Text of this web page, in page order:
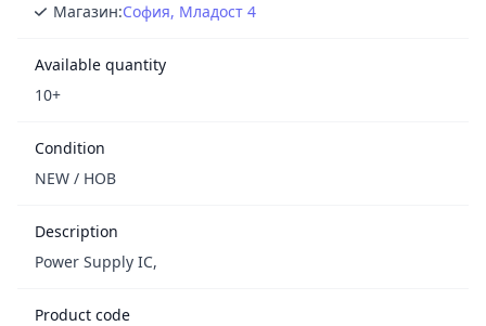
Магазин:София, Младост 4
Available quantity
10+
Condition
NEW / НОВ
Description
Power Supply IC,
Product code